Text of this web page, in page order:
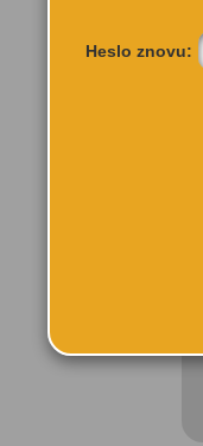
Heslo znovu: